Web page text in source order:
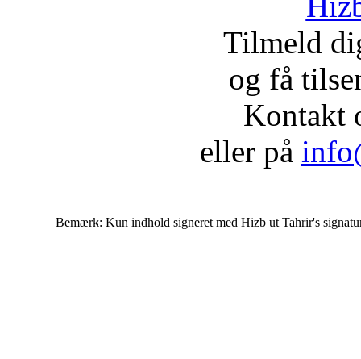
Tilmeld
og få
Kontakt
eller på
Bemærk: Kun indhold signeret med Hizb ut Tahrir's